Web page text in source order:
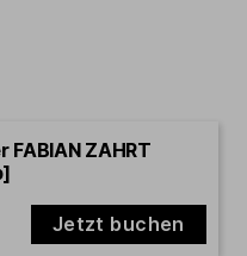
ZAHRT
Jetzt buchen